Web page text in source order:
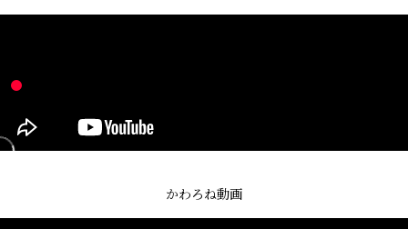
かわろね動画